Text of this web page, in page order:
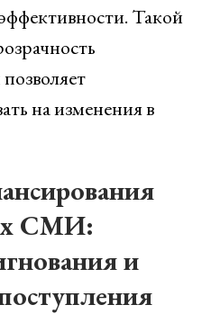
Такой
на изменения в
СМИ:
и